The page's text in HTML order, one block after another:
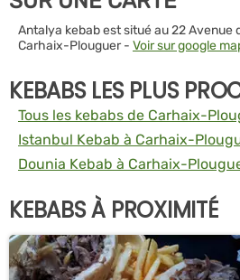
Antalya kebab est situé au 22 Avenue
Carhaix-Plouguer - Voir sur google
KEBABS LES PLUS
Tous les kebabs de Carhaix-
Istanbul Kebab à Carhaix-
Dounia Kebab à Carhaix-
KEBABS À PROXIMITÉ